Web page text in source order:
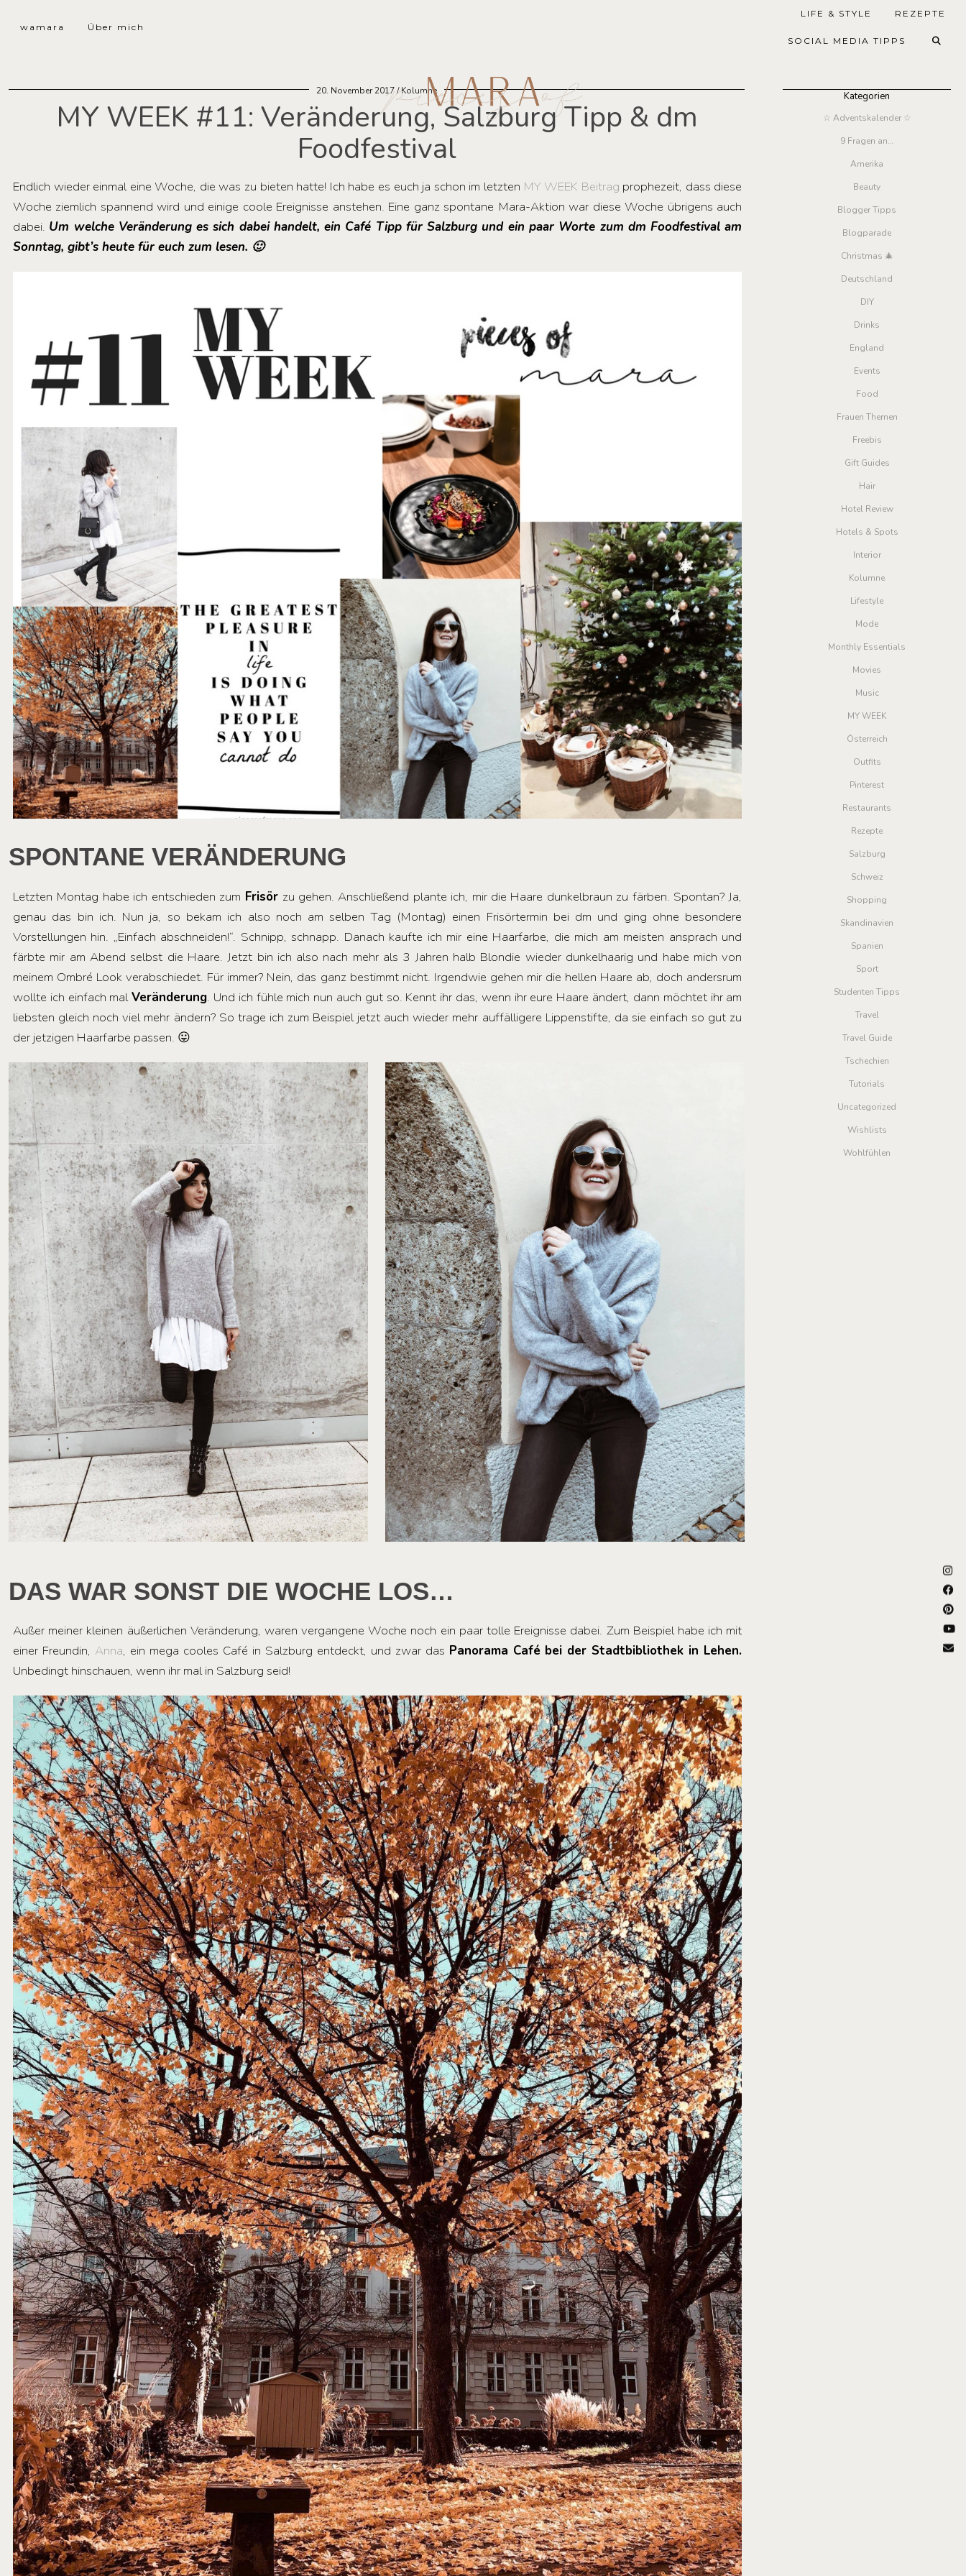
wamara Über mich
LIFE & STYLE REZEPTE
SOCIAL MEDIA TIPPS
20. November 2017 Kolumne
MY WEEK #11: Veränderung, Salzburg Tipp & dm
Foodfestival
Endlich wieder einmal eine Woche, die was zu bieten hatte! Ich habe es euch ja schon im letzten MY WEEK Beitrag prophezeit, dass diese
Woche ziemlich spannend wird und einige coole Ereignisse anstehen. Eine ganz spontane Mara-Aktion war diese Woche übrigens auch
dabei. Um welche Veränderung es sich dabei handelt, ein Café Tipp für Salzburg und ein paar Worte zum dm Foodfestival am
Sonntag, gibt’s heute für euch zum lesen. 🙂
SPONTANE VERÄNDERUNG
Letzten Montag habe ich entschieden zum Frisör zu gehen. Anschließend plante ich, mir die Haare dunkelbraun zu färben. Spontan? Ja,
genau das bin ich. Nun ja, so bekam ich also noch am selben Tag (Montag) einen Frisörtermin bei dm und ging ohne besondere
Vorstellungen hin. „Einfach abschneiden!“. Schnipp, schnapp. Danach kaufte ich mir eine Haarfarbe, die mich am meisten ansprach und
färbte mir am Abend selbst die Haare. Jetzt bin ich also nach mehr als 3 Jahren halb Blondie wieder dunkelhaarig und habe mich von
meinem Ombré Look verabschiedet. Für immer? Nein, das ganz bestimmt nicht. Irgendwie gehen mir die hellen Haare ab, doch andersrum
wollte ich einfach malVeränderung. Und ich fühle mich nun auch gut so. Kennt ihr das, wenn ihr eure Haare ändert, dann möchtet ihr am
liebsten gleich noch viel mehr ändern? So trage ich zum Beispiel jetzt auch wieder mehr auffälligere Lippenstifte, da sie einfach so gut zu
der jetzigen Haarfarbe passen. 😛
DAS WAR SONST DIE WOCHE LOS…
Außer meiner kleinen äußerlichen Veränderung, waren vergangene Woche noch ein paar tolle Ereignisse dabei. Zum Beispiel habe ich mit
einer Freundin, Anna, ein mega cooles Café in Salzburg entdeckt, und zwar das Panorama Café bei der Stadtbibliothek in Lehen.
Unbedingt hinschauen, wenn ihr mal in Salzburg seid!
Kategorien
☆ Adventskalender ☆
9 Fragen an…
Amerika
Beauty
Blogger Tipps
Blogparade
Christmas 🎄
Deutschland
DIY
Drinks
England
Events
Food
Frauen Themen
Freebis
Gift Guides
Hair
Hotel Review
Hotels & Spots
Interior
Kolumne
Lifestyle
Mode
Monthly Essentials
Movies
Music
MY WEEK
Österreich
Outfits
Pinterest
Restaurants
Rezepte
Salzburg
Schweiz
Shopping
Skandinavien
Spanien
Sport
Studenten Tipps
Travel
Travel Guide
Tschechien
Tutorials
Uncategorized
Wishlists
Wohlfühlen